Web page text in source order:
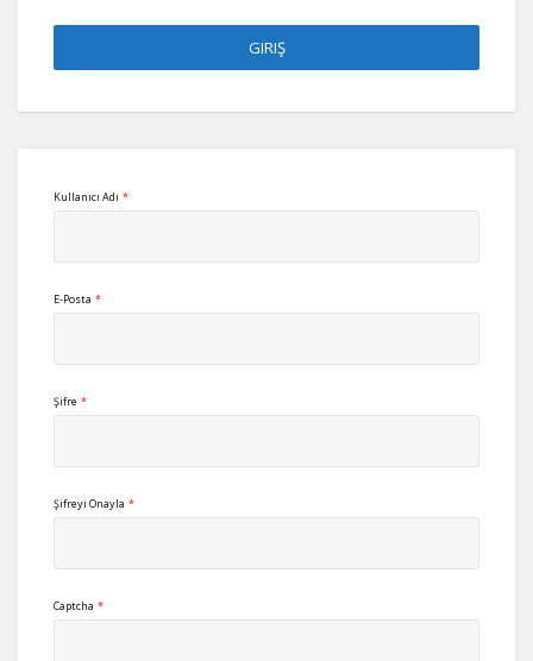
Kullanıcı Adı *
E-Posta *
Şifre *
Şifreyi Onayla *
Captcha *